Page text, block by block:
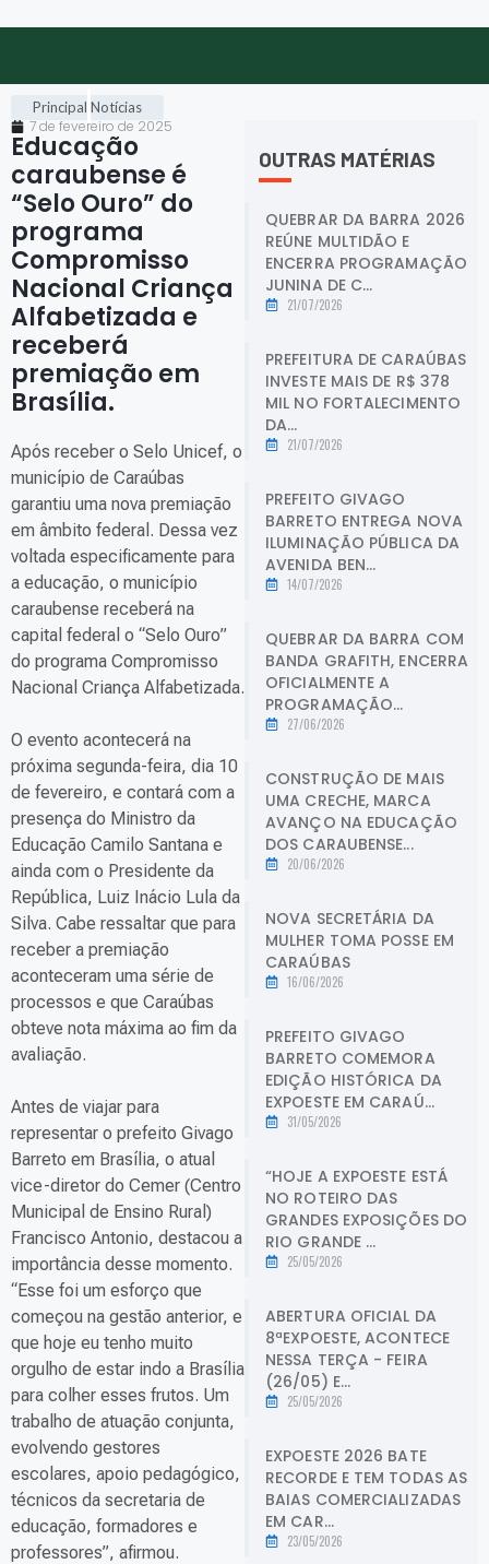
Principal Notícias
7 de fevereiro de 2025
Educação
caraubense é
“Selo Ouro” do
programa
Compromisso
Nacional Criança
Alfabetizada e
receberá
premiação em
Brasília.
Após receber o Selo Unicef, o
município de Caraúbas
garantiu uma nova premiação
em âmbito federal. Dessa vez
voltada especificamente para
a educação, o município
caraubense receberá na
capital federal o “Selo Ouro”
do programa Compromisso
Nacional Criança Alfabetizada.
O evento acontecerá na
próxima segunda-feira, dia 10
de fevereiro, e contará com a
presença do Ministro da
Educação Camilo Santana e
ainda com o Presidente da
República, Luiz Inácio Lula da
Silva. Cabe ressaltar que para
receber a premiação
aconteceram uma série de
processos e que Caraúbas
obteve nota máxima ao fim da
avaliação.
Antes de viajar para
representar o prefeito Givago
Barreto em Brasília, o atual
vice-diretor do Cemer (Centro
Municipal de Ensino Rural)
Francisco Antonio, destacou a
importância desse momento.
“Esse foi um esforço que
começou na gestão anterior, e
que hoje eu tenho muito
orgulho de estar indo a Brasília
para colher esses frutos. Um
trabalho de atuação conjunta,
evolvendo gestores
escolares, apoio pedagógico,
técnicos da secretaria de
educação, formadores e
professores”, afirmou.
OUTRAS MATÉRIAS
QUEBRAR DA BARRA 2026
REÚNE MULTIDÃO E
ENCERRA PROGRAMAÇÃO
JUNINA DE C...
21/07/2026
PREFEITURA DE CARAÚBAS
INVESTE MAIS DE R$ 378
MIL NO FORTALECIMENTO
DA...
21/07/2026
PREFEITO GIVAGO
BARRETO ENTREGA NOVA
ILUMINAÇÃO PÚBLICA DA
AVENIDA BEN...
14/07/2026
QUEBRAR DA BARRA COM
BANDA GRAFITH, ENCERRA
OFICIALMENTE A
PROGRAMAÇÃO...
27/06/2026
CONSTRUÇÃO DE MAIS
UMA CRECHE, MARCA
AVANÇO NA EDUCAÇÃO
DOS CARAUBENSE...
20/06/2026
NOVA SECRETÁRIA DA
MULHER TOMA POSSE EM
CARAÚBAS
16/06/2026
PREFEITO GIVAGO
BARRETO COMEMORA
EDIÇÃO HISTÓRICA DA
EXPOESTE EM CARAÚ...
31/05/2026
“HOJE A EXPOESTE ESTÁ
NO ROTEIRO DAS
GRANDES EXPOSIÇÕES DO
RIO GRANDE ...
25/05/2026
ABERTURA OFICIAL DA
8ªEXPOESTE, ACONTECE
NESSA TERÇA - FEIRA
(26/05) E...
25/05/2026
EXPOESTE 2026 BATE
RECORDE E TEM TODAS AS
BAIAS COMERCIALIZADAS
EM CAR...
23/05/2026